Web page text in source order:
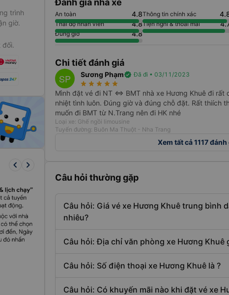
trình
giờ.
đối.
keyboard_arrow_left keyboard_arrow_right
kế hoạch
trạng có
bến từ 30 –
hỗ trợ xuất
xe biển số
Đánh giá nhà xe
An toàn 4.8Thông tin chính xác
Thái độ nhân viên 4.8Tiện nghi & thoải mái
Đúng giờ 4.8
Chi tiết đánh giá
SP Sương Phạmverified Đã đi • 03/11/2023
star_rate star_rate star_rate star_rate star_rate
Mình đặt vé đi NT <=> BMT nhà xe Hương Khuê đi
nhiệt tình luôn. Đúng giờ và đúng chỗ đặt. Rất thiích
muốn đi BMT từ N.Trang nên đi HK nhé
Loại xe: Ghế ngồi limousine
Tuyến đường: Buôn Ma Thuột - Nha Trang
Xem tất cả 1117 đánh
Câu hỏi thường gặp
Câu hỏi: Giá vé xe Hương Khuê trung bình
nhiêu?
Câu hỏi: Địa chỉ văn phòng xe Hương Khuê
Câu hỏi: Số điện thoại xe Hương Khuê là ?
Câu hỏi: Có khuyến mãi nào khi đặt vé xe